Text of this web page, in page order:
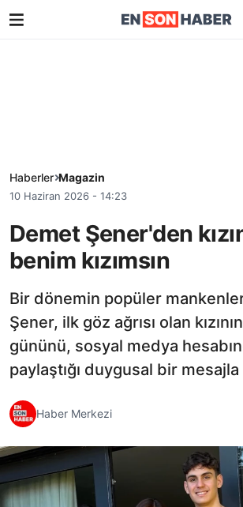
Haberler Magazin
10 Haziran 2026 - 14:23
Demet Şener'den
benim kızımsın
Bir dönemin popüler
Şener, ilk göz ağrısı olan
gününü, sosyal medya
paylaştığı duygusal bir mesajla
Haber Merkezi